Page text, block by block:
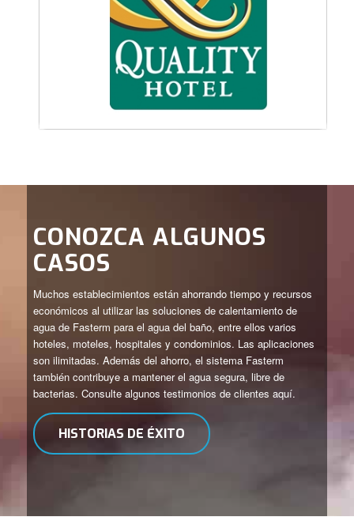
CONOZCA ALGUNOS
CASOS
Muchos establecimientos están ahorrando tiempo y recursos
económicos al utilizar las soluciones de calentamiento de
agua de Fasterm para el agua del baño, entre ellos varios
hoteles, moteles, hospitales y condominios. Las aplicaciones
son ilimitadas. Además del ahorro, el sistema Fasterm
también contribuye a mantener el agua segura, libre de
bacterias. Consulte algunos testimonios de clientes aquí.
HISTORIAS DE ÉXITO